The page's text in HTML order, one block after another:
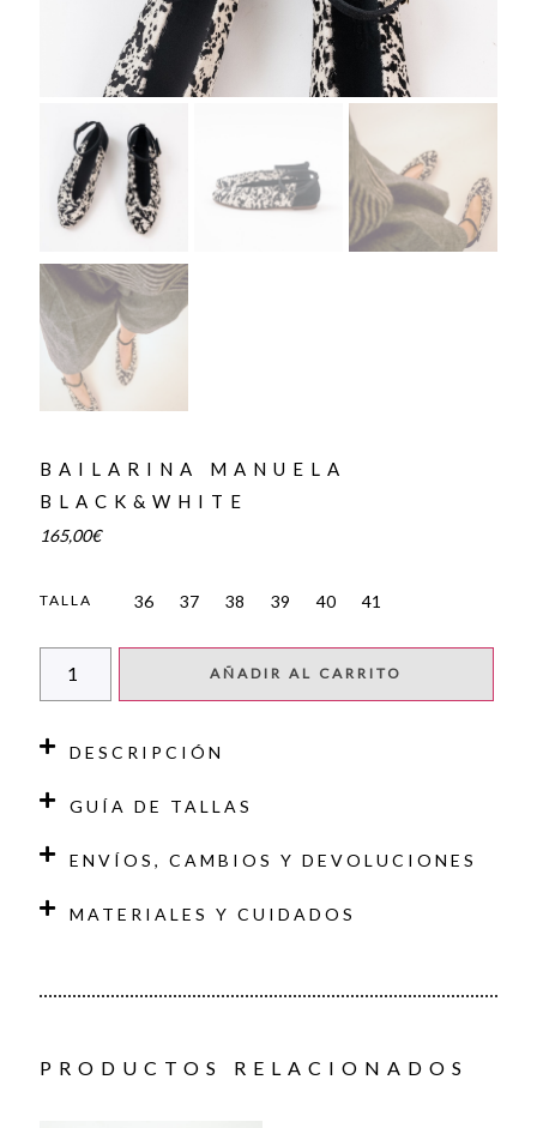
BAILARINA MANUELA
BLACK&WHITE
165,00€
TALLA 36 37 38 39 40 41
AÑADIR AL CARRITO
DESCRIPCIÓN
GUÍA DE TALLAS
ENVÍOS, CAMBIOS Y DEVOLUCIONES
MATERIALES Y CUIDADOS
PRODUCTOS RELACIONADOS